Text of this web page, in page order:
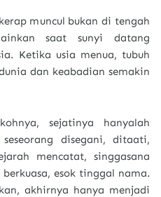
muncul bukan di tengah
saat sunyi datang
Ketika usia menua, tubuh
dan keabadian semakin
sejatinya hanyalah
disegani, ditaati,
mencatat, singgasana
esok tinggal nama.
akhirnya hanya menjadi